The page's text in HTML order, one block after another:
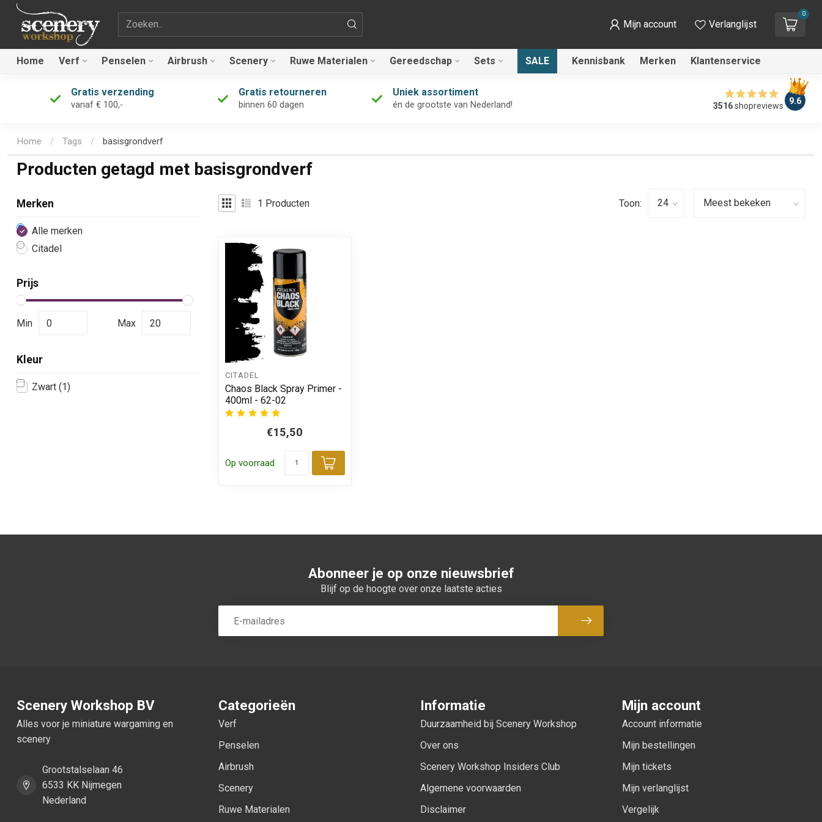
Zoekterm Mijn account Verlanglijst
0
Home Verf Penselen Airbrush Scenery Ruwe Materialen Gereedschap Sets SALE Kennisbank Merken Klantenservice
Gratis verzending
vanaf € 100,-
Gratis retourneren
binnen 60 dagen
Uniek assortiment
én de grootste van Nederland! 3516shopreviews 9.6
Home / Tags / basisgrondverf
Producten getagd met basisgrondverf
Merken
Alle merken
Citadel
Kleur
Zwart (1)
Prijs
Min Max
1 Producten Toon:
CITADEL
Chaos Black Spray Primer -
400ml - 62-02
€15,50
Op voorraad
Toevoegen aan winkelwagen
Abonneer je op onze nieuwsbrief
Blijf op de hoogte over onze laatste acties
Abonneer
Scenery Workshop BV
Alles voor je miniature wargaming en
scenery
Grootstalselaan 46
6533 KK Nijmegen
Nederland
Categorieën
Verf
Penselen
Airbrush
Scenery
Ruwe Materialen
Informatie
Duurzaamheid bij Scenery Workshop
Over ons
Scenery Workshop Insiders Club
Algemene voorwaarden
Disclaimer
Mijn account
Account informatie
Mijn bestellingen
Mijn tickets
Mijn verlanglijst
Vergelijk